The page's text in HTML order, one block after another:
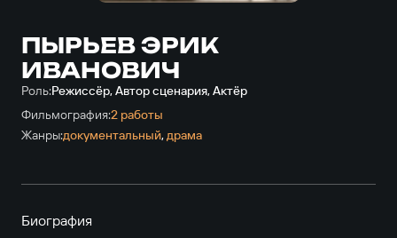
ПЫРЬЕВ ЭРИК
ИВАНОВИЧ
Роль:Режиссёр, Автор сценария, Актёр
Фильмография:2 работы
Жанры:документальный,драма
Биография